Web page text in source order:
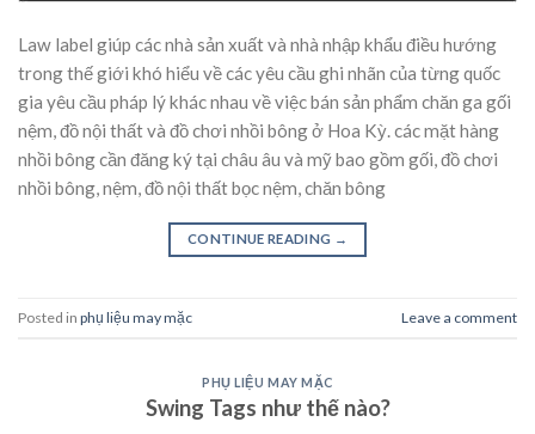
Law label giúp các nhà sản xuất và nhà nhập khẩu điều hướng
trong thế giới khó hiểu về các yêu cầu ghi nhãn của từng quốc
gia yêu cầu pháp lý khác nhau về việc bán sản phẩm chăn ga gối
nệm, đồ nội thất và đồ chơi nhồi bông ở Hoa Kỳ. các mặt hàng
nhồi bông cần đăng ký tại châu âu và mỹ bao gồm gối, đồ chơi
nhồi bông, nệm, đồ nội thất bọc nệm, chăn bông
CONTINUE READING →
Posted in phụ liệu may mặc Leave a comment
PHỤ LIỆU MAY MẶC
Swing Tags như thế nào?